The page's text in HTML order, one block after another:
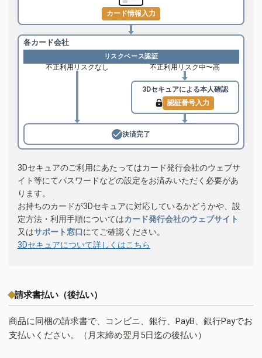
カード情報入力
各カード会社
リスクベース認証
不正利用リスクなし 不正利用リスク中〜高
3Dセキュアによる本人確認
認証番号入力
決済完了
3Dセキュアのご利用にあたってはカード発行会社のウェブサ
イト等にてパスワードなどの設定をお済みいただく必要があ
ります。
お持ちのカードが3Dセキュアに対応しているかどうかや、設
定方法・利用手順についてはカード発行会社のウェブサイト
又はサポート窓口にてご確認ください。
3Dセキュアについて詳しくはこちら
請求書払い（後払い）
商品に同梱の請求書で、コンビニ、銀行、PayB、銀行Payでお
支払いください。（月末締め翌月5日迄の後払い）